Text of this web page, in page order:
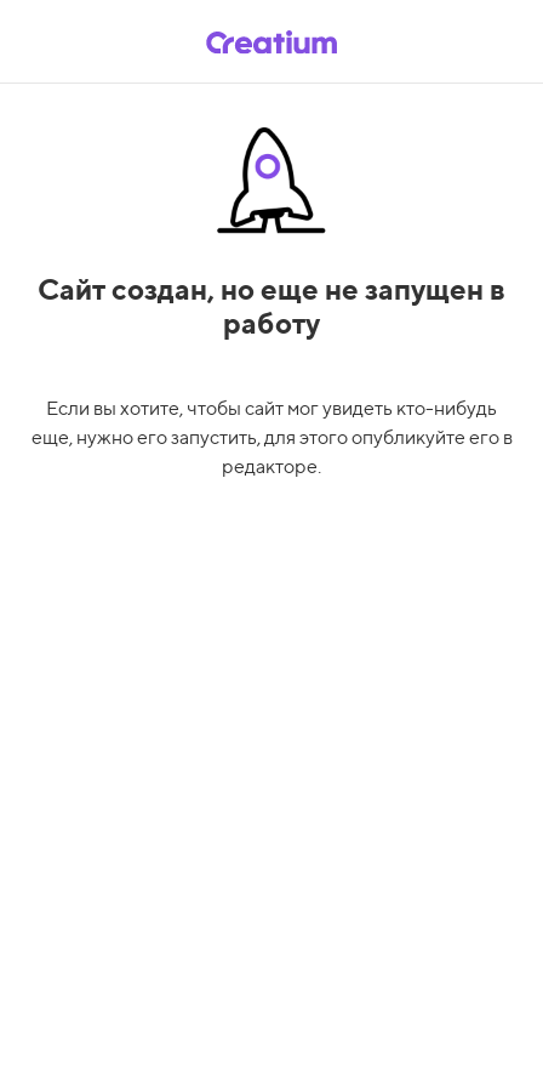
Сайт создан, но еще не запущен в
работу
Если вы хотите, чтобы сайт мог увидеть кто-нибудь
еще, нужно его запустить, для этого опубликуйте его в
редакторе.